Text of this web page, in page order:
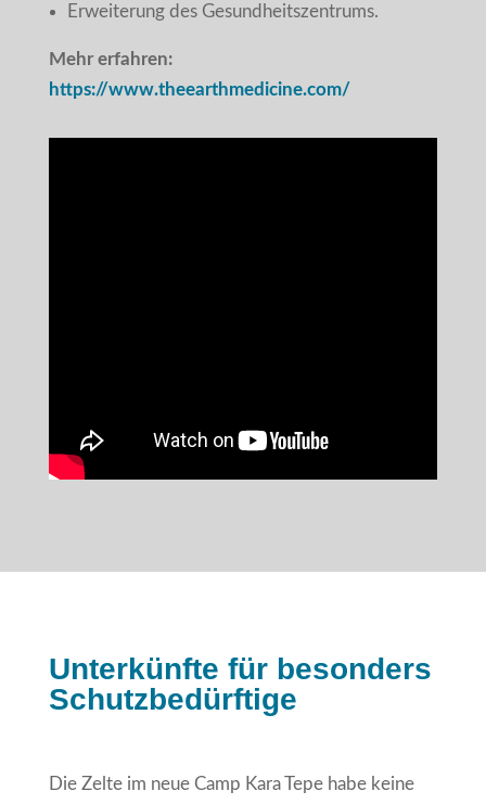
Erweiterung des Gesundheitszentrums.
Mehr erfahren:
https://www.theearthmedicine.com/
Unterkünfte für besonders
Schutzbedürftige
Die Zelte im neue Camp Kara Tepe habe keine